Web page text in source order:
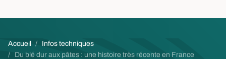
Fil d'Ariane
Accueil
Infos techniques
Du blé dur aux pâtes : une histoire très récente en France